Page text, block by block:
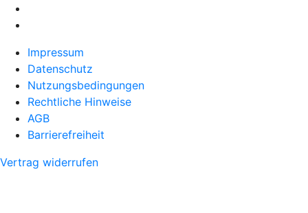
Impressum
Datenschutz
Nutzungsbedingungen
Rechtliche Hinweise
AGB
Barrierefreiheit
Vertrag widerrufen